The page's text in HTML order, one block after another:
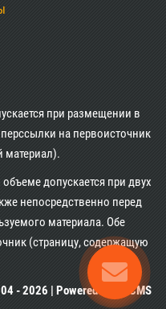
при размещении в
на первоисточник
материал).
допускается при двух
непосредственно перед
материала. Обе
(страницу, содержащую
- 2026 | Powered by XII CMS